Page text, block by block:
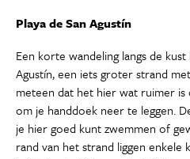
Playa de San Agustín
Een korte wandeling langs de
Agustín, een iets groter strand
meteen dat het hier wat ruimer
om je handdoek neer te leggen.
je hier goed kunt zwemmen of
rand van het strand liggen enkele